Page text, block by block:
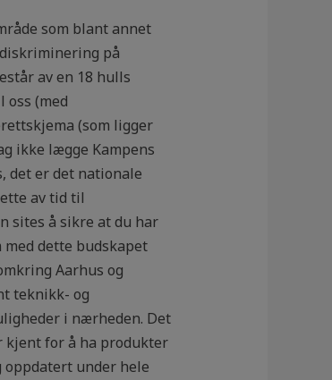
som blant annet
på
av en 18 hulls
oss (med
(som ligger
ikke lægge Kampens
det er det nationale
av tid til
sites å sikre at du har
dette budskapet
Aarhus og
teknikk- og
i nærheden. Det
kjent for å ha produkter
oppdatert under hele